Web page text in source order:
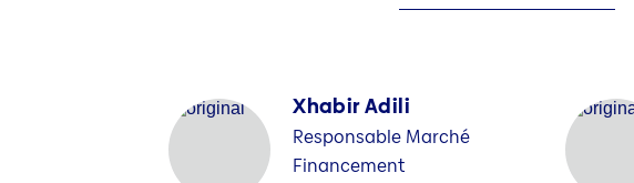
Xhabir Adili
Responsable Marché
Financement